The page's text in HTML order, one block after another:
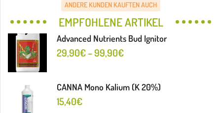
ANDERE KUNDEN KAUFTEN AUCH
EMPFOHLENE ARTIKEL
Advanced Nutrients Bud Ignitor
29,90€–99,90€
CANNA Mono Kalium (K 20%)
15,40€